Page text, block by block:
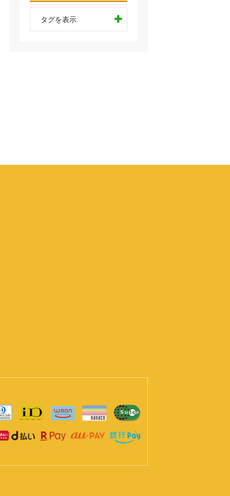
タグを表示